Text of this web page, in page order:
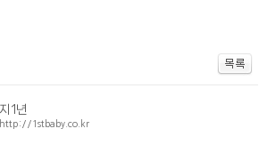
1년
http://1stbaby.co.kr